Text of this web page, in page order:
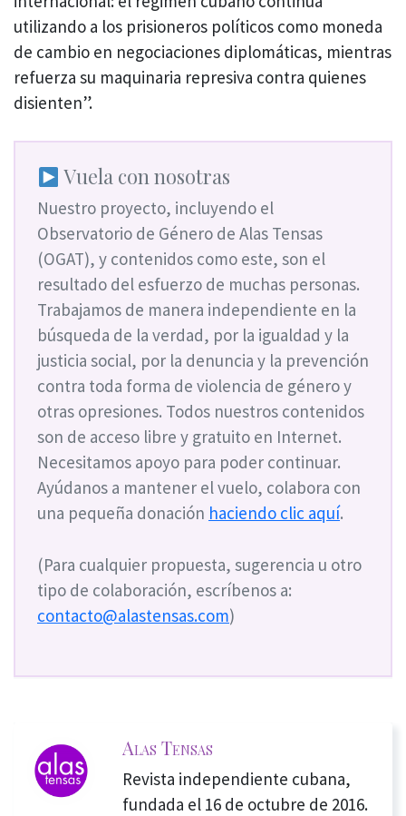
utilizando a los prisioneros políticos como moneda
de cambio en negociaciones diplomáticas, mientras
refuerza su maquinaria represiva contra quienes
disienten”.
Vuela con nosotras
Nuestro proyecto, incluyendo el
Observatorio de Género de Alas Tensas
(OGAT), y contenidos como este, son el
resultado del esfuerzo de muchas personas.
Trabajamos de manera independiente en la
búsqueda de la verdad, por la igualdad y la
justicia social, por la denuncia y la prevención
contra toda forma de violencia de género y
otras opresiones. Todos nuestros contenidos
son de acceso libre y gratuito en Internet.
Necesitamos apoyo para poder continuar.
Ayúdanos a mantener el vuelo, colabora con
una pequeña donación haciendo clic aquí.
(Para cualquier propuesta, sugerencia u otro
tipo de colaboración, escríbenos a:
contacto@alastensas.com)
Alas Tensas
Revista independiente cubana,
fundada el 16 de octubre de 2016.